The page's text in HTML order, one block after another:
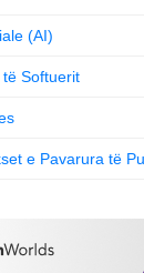
(AI)
Softuerit
e Pavarura të